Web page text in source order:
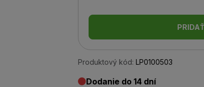
Produktový kód: LP0100503
Dodanie do 14 dní